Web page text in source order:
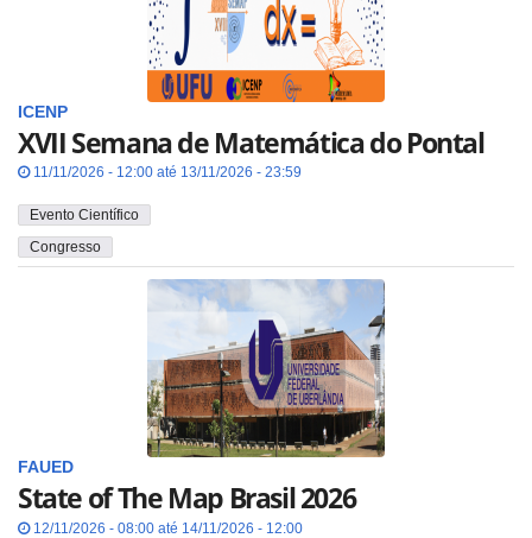
ICENP
XVII Semana de Matemática do Pontal
11/11/2026 - 12:00 até 13/11/2026 - 23:59
Evento Científico
Congresso
FAUED
State of The Map Brasil 2026
12/11/2026 - 08:00 até 14/11/2026 - 12:00